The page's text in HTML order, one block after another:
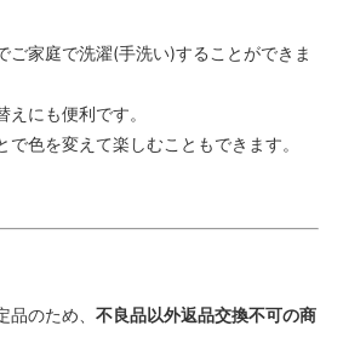
ご家庭で洗濯(手洗い)することができま
にも便利です。
で色を変えて楽しむこともできます。
のため、 不良品以外返品交換不可の商